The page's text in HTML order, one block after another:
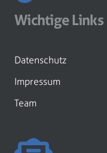
Wichtige Links
Datenschutz
Impressum
Team